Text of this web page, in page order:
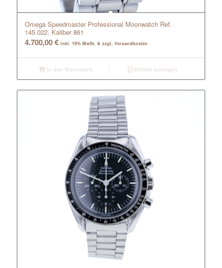
Omega Speedmaster Professional Moonwatch Ref.
145.022, Kaliber 861
4.700,00€ inkl. 19% MwSt. & zzgl. Versandkosten
In den Warenkorb Details anzeigen